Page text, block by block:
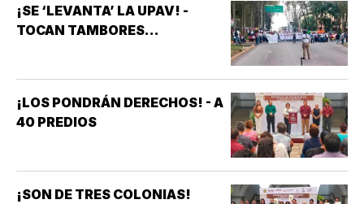
¡SE ‘LEVANTA’ LA UPAV! -
TOCAN TAMBORES...
¡LOS PONDRÁN DERECHOS! - A
40 PREDIOS
¡SON DE TRES COLONIAS!